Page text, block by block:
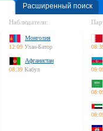
Расширенный поиск
Наблюдатели:
Монголия
12:09 Улан-Батор
Афганистан
08:39 Кабул